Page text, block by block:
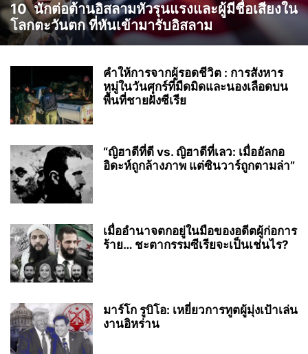
10 นักต่อต้านอิสลามหัวรุนแรงและผู้มีชื่อเสียงใน
โลกตะวันตก ที่หันเข้ามารับอิสลาม
คำให้การจากผู้รอดชีวิต : การสังหาร
หมู่ในวันศุกร์ที่มืดมิดและนองเลือดบน
พื้นที่ชายฝั่งซีเรีย
“ญิฮาดีที่ดี vs. ญิฮาดีที่เลว: เมื่ออัลกอ
อิดะห์ถูกล้างภาพ แต่ซินวาร์ถูกตามล่า”
เมื่ออำนาจตกอยู่ในมือของอดีตผู้ก่อการ
ร้าย… ชะตากรรมซีเรียจะเป็นเช่นไร?
มาร์โก รูบิโอ: เหยี่ยวการทูตผู้มุ่งเป้าเล่น
งานอิหร่าน